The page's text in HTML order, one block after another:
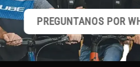
PREGUNTANOS POR